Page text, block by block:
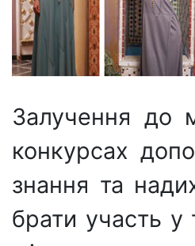
Залучення до
конкурсах
знання та
брати участь у